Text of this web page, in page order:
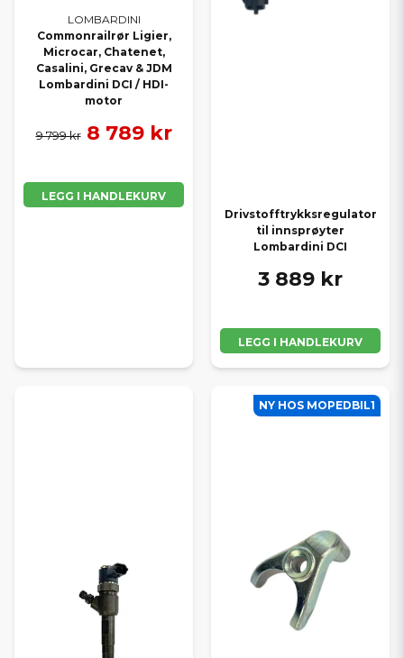
LOMBARDINI
Commonrailrør Ligier,
Microcar, Chatenet,
Casalini, Grecav & JDM
Lombardini DCI / HDI-
motor
9 799 kr 8 789 kr
LEGG I HANDLEKURV
Drivstofftrykksregulator
til innsprøyter
Lombardini DCI
3 889 kr
LEGG I HANDLEKURV
NY HOS MOPEDBIL1